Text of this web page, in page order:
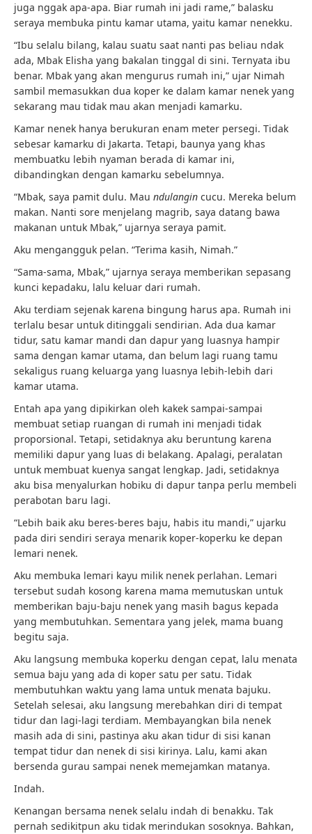
juga nggak apa-apa. Biar rumah ini jadi rame,” balasku
seraya membuka pintu kamar utama, yaitu kamar nenekku.
“Ibu selalu bilang, kalau suatu saat nanti pas beliau ndak
ada, Mbak Elisha yang bakalan tinggal di sini. Ternyata ibu
benar. Mbak yang akan mengurus rumah ini,” ujar Nimah
sambil memasukkan dua koper ke dalam kamar nenek yang
sekarang mau tidak mau akan menjadi kamarku.
Kamar nenek hanya berukuran enam meter persegi. Tidak
sebesar kamarku di Jakarta. Tetapi, baunya yang khas
membuatku lebih nyaman berada di kamar ini,
dibandingkan dengan kamarku sebelumnya.
“Mbak, saya pamit dulu. Mau ndulangin cucu. Mereka belum
makan. Nanti sore menjelang magrib, saya datang bawa
makanan untuk Mbak,” ujarnya seraya pamit.
Aku mengangguk pelan. “Terima kasih, Nimah.”
“Sama-sama, Mbak,” ujarnya seraya memberikan sepasang
kunci kepadaku, lalu keluar dari rumah.
Aku terdiam sejenak karena bingung harus apa. Rumah ini
terlalu besar untuk ditinggali sendirian. Ada dua kamar
tidur, satu kamar mandi dan dapur yang luasnya hampir
sama dengan kamar utama, dan belum lagi ruang tamu
sekaligus ruang keluarga yang luasnya lebih-lebih dari
kamar utama.
Entah apa yang dipikirkan oleh kakek sampai-sampai
membuat setiap ruangan di rumah ini menjadi tidak
proporsional. Tetapi, setidaknya aku beruntung karena
memiliki dapur yang luas di belakang. Apalagi, peralatan
untuk membuat kuenya sangat lengkap. Jadi, setidaknya
aku bisa menyalurkan hobiku di dapur tanpa perlu membeli
perabotan baru lagi.
“Lebih baik aku beres-beres baju, habis itu mandi,” ujarku
pada diri sendiri seraya menarik koper-koperku ke depan
lemari nenek.
Aku membuka lemari kayu milik nenek perlahan. Lemari
tersebut sudah kosong karena mama memutuskan untuk
memberikan baju-baju nenek yang masih bagus kepada
yang membutuhkan. Sementara yang jelek, mama buang
begitu saja.
Aku langsung membuka koperku dengan cepat, lalu menata
semua baju yang ada di koper satu per satu. Tidak
membutuhkan waktu yang lama untuk menata bajuku.
Setelah selesai, aku langsung merebahkan diri di tempat
tidur dan lagi-lagi terdiam. Membayangkan bila nenek
masih ada di sini, pastinya aku akan tidur di sisi kanan
tempat tidur dan nenek di sisi kirinya. Lalu, kami akan
bersenda gurau sampai nenek memejamkan matanya.
Indah.
Kenangan bersama nenek selalu indah di benakku. Tak
pernah sedikitpun aku tidak merindukan sosoknya. Bahkan,